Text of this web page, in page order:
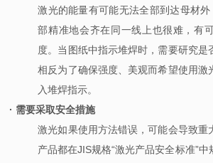
激光的能量有可能无法全部到达母材
部精准地会齐在同一线上也很难，有
度。当图纸中指示堆焊时，需要研究是
相反为了确保强度、美观而希望使用激
入堆焊指示。
· 需要采取安全措施
激光如果使用方法错误，可能会导致重
产品都在JIS规格“激光产品安全标准”中